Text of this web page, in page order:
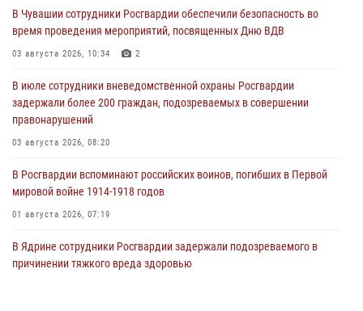
В Чувашии сотрудники Росгвардии обеспечили безопасность во
время проведения мероприятий, посвященных Дню ВДВ
03 августа 2026, 10:34 2
В июле сотрудники вневедомственной охраны Росгвардии
задержали более 200 граждан, подозреваемых в совершении
правонарушений
03 августа 2026, 08:20
В Росгвардии вспоминают российских воинов, погибших в Первой
мировой войне 1914-1918 годов
01 августа 2026, 07:19
В Ядрине сотрудники Росгвардии задержали подозреваемого в
причинении тяжкого вреда здоровью